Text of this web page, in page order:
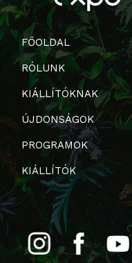
FŐOLDAL
RÓLUNK
KIÁLLÍTÓKNAK
ÚJDONSÁGOK
PROGRAMOK
KIÁLLÍTÓK